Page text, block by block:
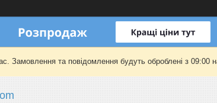
Замовлення та повідомлення будуть оброблені з 09:00